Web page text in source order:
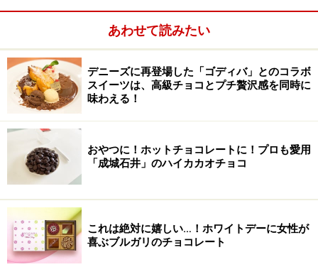
レートを加えたことはありませんか？チョコレートはカ
レーをより複雑な風味にし、コクを出して美味しくして
くれますよね。そう考えると、意外と違和感がないので
はないでしょうか。
あわせて読みたい
デニーズに再登場した「ゴディバ」とのコラボ
スイーツは、高級チョコとプチ贅沢感を同時に
味わえる！
おやつに！ホットチョコレートに！プロも愛用
「成城石井」のハイカカオチョコ
これは絶対に嬉しい…！ホワイトデーに女性が
喜ぶブルガリのチョコレート